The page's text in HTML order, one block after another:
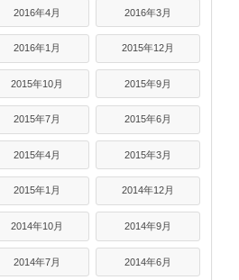
2016年4月 2016年3月
2016年1月 2015年12月
2015年10月 2015年9月
2015年7月 2015年6月
2015年4月 2015年3月
2015年1月 2014年12月
2014年10月 2014年9月
2014年7月 2014年6月